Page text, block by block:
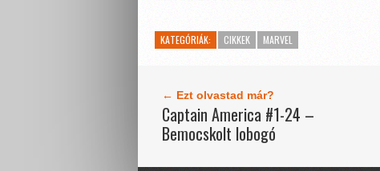
KATEGÓRIÁK: CIKKEK MARVEL
← Ezt olvastad már?
Captain America #1-24 –
Bemocskolt lobogó